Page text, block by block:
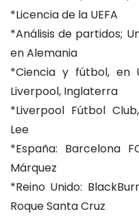
*Licencia de la UEFA
*Análisis de partidos;
en Alemania
*Ciencia y fútbol, en
Liverpool, Inglaterra
*Liverpool Fútbol
Lee
*España: Barcelona
Márquez
*Reino Unido:
Roque Santa Cruz